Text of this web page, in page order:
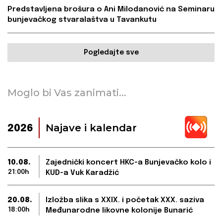
Predstavljena brošura o Ani Milodanović na Seminaru
bunjevačkog stvaralaštva u Tavankutu
Pogledajte sve
Moglo bi Vas zanimati...
2026 Najave i kalendar
10.08.
21:00h
Zajednički koncert HKC-a Bunjevačko kolo i
KUD-a Vuk Karadžić
20.08.
18:00h
Izložba slika s XXIX. i početak XXX. saziva
Međunarodne likovne kolonije Bunarić